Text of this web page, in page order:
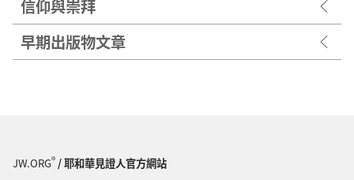
信仰與崇拜
早期出版物文章
JW.ORG®/ 耶和華見證人官方網站